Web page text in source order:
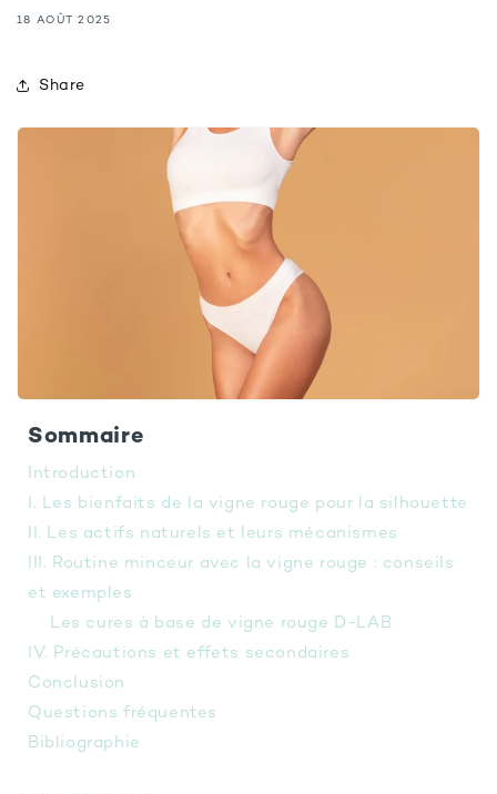
18 AOÛT 2025
Share
Sommaire
Introduction
I. Les bienfaits de la vigne rouge pour la silhouette
II. Les actifs naturels et leurs mécanismes
III. Routine minceur avec la vigne rouge : conseils
et exemples
Les cures à base de vigne rouge D-LAB
IV. Précautions et effets secondaires
Conclusion
Questions fréquentes
Bibliographie